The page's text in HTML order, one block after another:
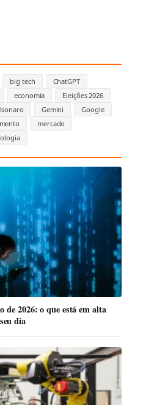
big tech
ChatGPT
economia
Eleições 2026
Gemini
Google
mercado
2026: o que está em alta
dia